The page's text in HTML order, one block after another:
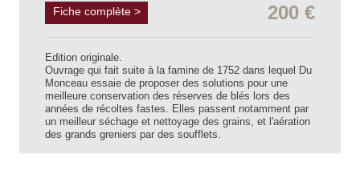
Fiche complète > 200 €
Edition originale.
Ouvrage qui fait suite à la famine de 1752 dans lequel Du
Monceau essaie de proposer des solutions pour une
meilleure conservation des réserves de blés lors des
années de récoltes fastes. Elles passent notamment par
un meilleur séchage et nettoyage des grains, et l'aération
des grands greniers par des soufflets.